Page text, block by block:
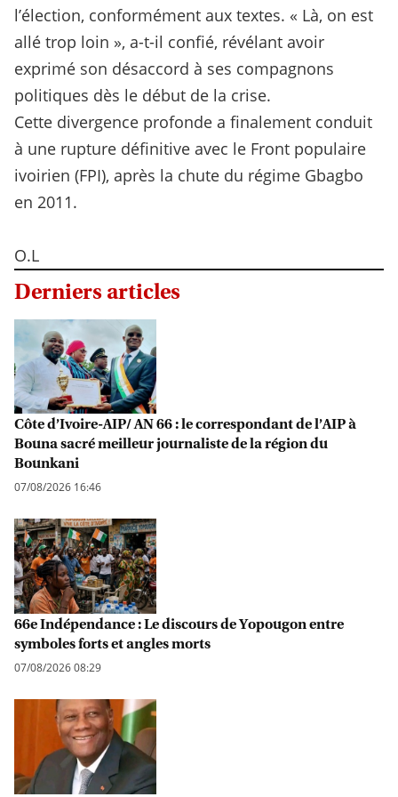
l’élection, conformément aux textes. « Là, on est
allé trop loin », a-t-il confié, révélant avoir
exprimé son désaccord à ses compagnons
politiques dès le début de la crise.
Cette divergence profonde a finalement conduit
à une rupture définitive avec le Front populaire
ivoirien (FPI), après la chute du régime Gbagbo
en 2011.
O.L
Derniers articles
Côte d’Ivoire-AIP/ AN 66 : le correspondant de l’AIP à
Bouna sacré meilleur journaliste de la région du
Bounkani
07/08/2026 16:46
66e Indépendance : Le discours de Yopougon entre
symboles forts et angles morts
07/08/2026 08:29